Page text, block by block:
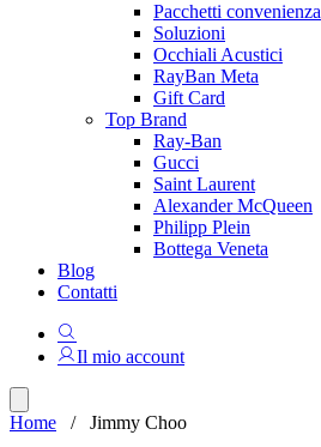
Pacchetti convenienza
Soluzioni
Occhiali Acustici
RayBan Meta
Gift Card
Top Brand
Ray-Ban
Gucci
Saint Laurent
Alexander McQueen
Philipp Plein
Bottega Veneta
Blog
Contatti
Il mio account
Home / Jimmy Choo